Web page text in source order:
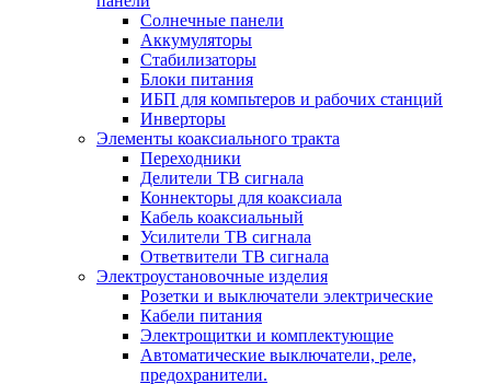
Солнечные панели
Аккумуляторы
Стабилизаторы
Блоки питания
ИБП для компьтеров и рабочих станций
Инверторы
Элементы коаксиального тракта
Переходники
Делители ТВ сигнала
Коннекторы для коаксиала
Кабель коаксиальный
Усилители ТВ сигнала
Ответвители ТВ сигнала
Электроустановочные изделия
Розетки и выключатели электрические
Кабели питания
Электрощитки и комплектующие
Автоматические выключатели, реле,
предохранители.